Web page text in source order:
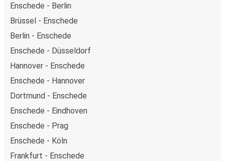
Enschede - Berlin
Brüssel - Enschede
Berlin - Enschede
Enschede - Düsseldorf
Hannover - Enschede
Enschede - Hannover
Dortmund - Enschede
Enschede - Eindhoven
Enschede - Prag
Enschede - Köln
Frankfurt - Enschede